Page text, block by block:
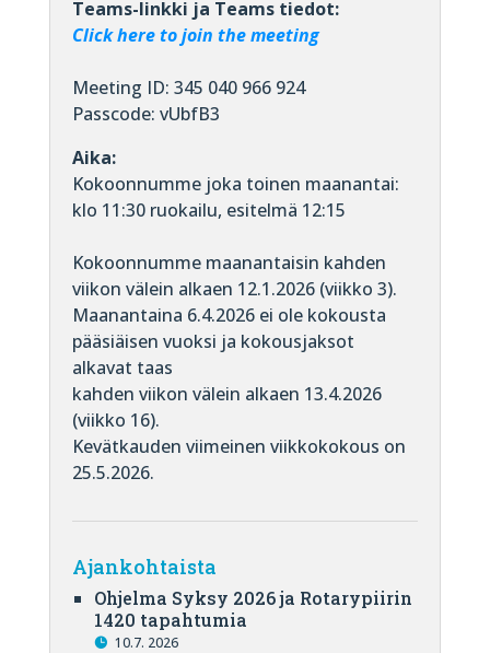
Teams-linkki ja Teams tiedot:
Click here to join the meeting
Meeting ID: 345 040 966 924
Passcode: vUbfB3
Aika:
Kokoonnumme joka toinen maanantai:
klo 11:30 ruokailu, esitelmä 12:15
Kokoonnumme maanantaisin kahden
viikon välein alkaen 12.1.2026 (viikko 3).
Maanantaina 6.4.2026 ei ole kokousta
pääsiäisen vuoksi ja kokousjaksot
alkavat taas
kahden viikon välein alkaen 13.4.2026
(viikko 16).
Kevätkauden viimeinen viikkokokous on
25.5.2026.
Ajankohtaista
Ohjelma Syksy 2026 ja Rotarypiirin
1420 tapahtumia
10.7. 2026